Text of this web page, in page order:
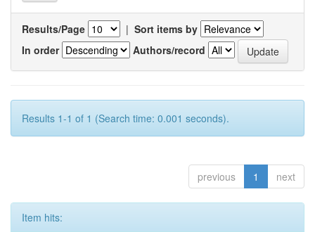
Results/Page | Sort items by
In order
Authors/record
Results 1-1 of 1 (Search time: 0.001 seconds).
previous 1 next
Item hits: